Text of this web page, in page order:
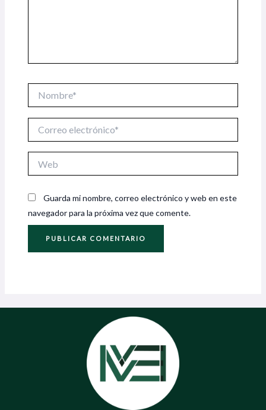
electrónico*
Guarda mi nombre, correo electrónico y web en este
navegador para la próxima vez que comente.